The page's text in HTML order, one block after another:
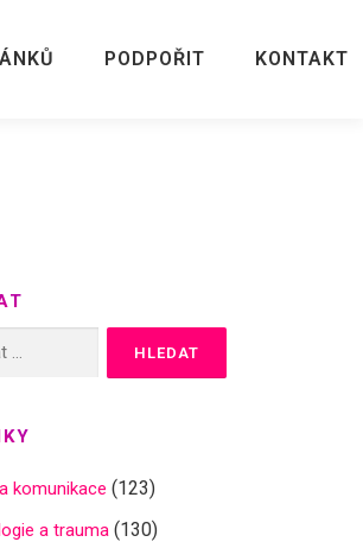
PODPOŘIT KONTAKT
komunikace (123)
a trauma (130)